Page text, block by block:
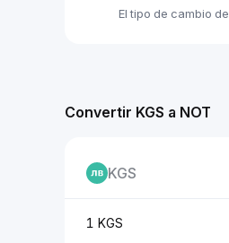
El tipo de cambio
Convertir KGS a NOT
KGS
1 KGS